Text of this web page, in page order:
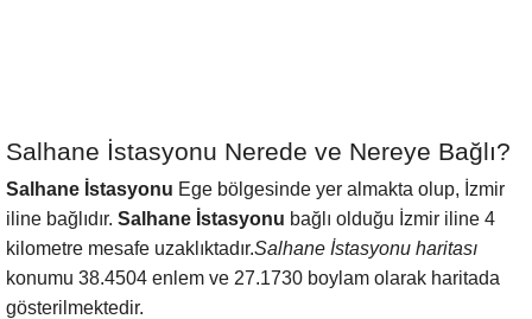
Salhane İstasyonu Nerede ve Nereye Bağlı?
Salhane İstasyonu Ege bölgesinde yer almakta olup, İzmir
iline bağlıdır. Salhane İstasyonu bağlı olduğu İzmir iline 4
kilometre mesafe uzaklıktadır.Salhane İstasyonu haritası
konumu 38.4504 enlem ve 27.1730 boylam olarak haritada
gösterilmektedir.